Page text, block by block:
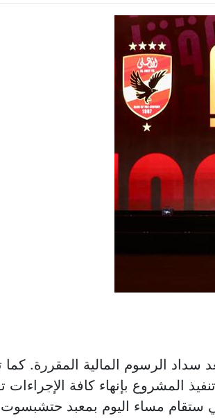
سداد الرسوم المالية المقررة.
المشروع بإنهاء كافة الإجراءات
ستقام مساء اليوم بمعبد